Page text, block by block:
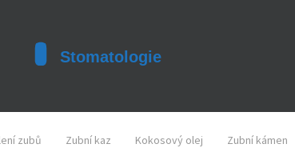
zubů Zubní kaz Kokosový olej Zubní kámen